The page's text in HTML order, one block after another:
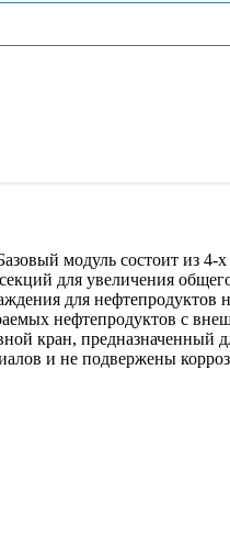
модуль состоит из
для увеличения
для нефтепродуктов
нефтепродуктов с
кран, предназначенный
и не подвержены